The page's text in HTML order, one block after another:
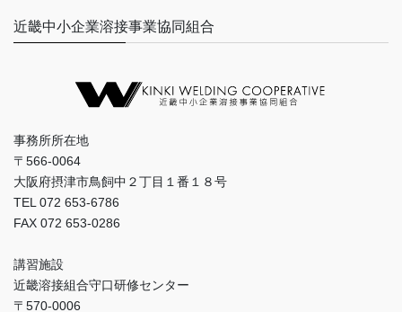
近畿中小企業溶接事業協同組合
事務所所在地
〒566-0064
大阪府摂津市鳥飼中２丁目１番１８号
TEL 072 653-6786
FAX 072 653-0286
講習施設
近畿溶接組合守口研修センター
〒570-0006